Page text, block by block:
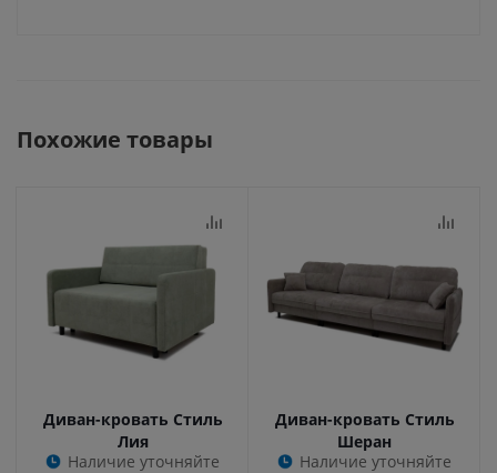
Похожие товары
Диван-кровать Стиль
Лия
Наличие уточняйте
Диван-кровать Стиль
Шеран
Наличие уточняйте